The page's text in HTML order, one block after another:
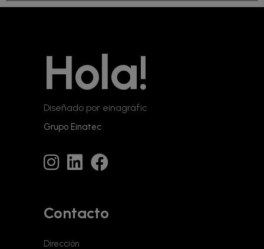
Hola!
Diseñado por einagràfic
Grupo Einatec
Contacto
Dirección